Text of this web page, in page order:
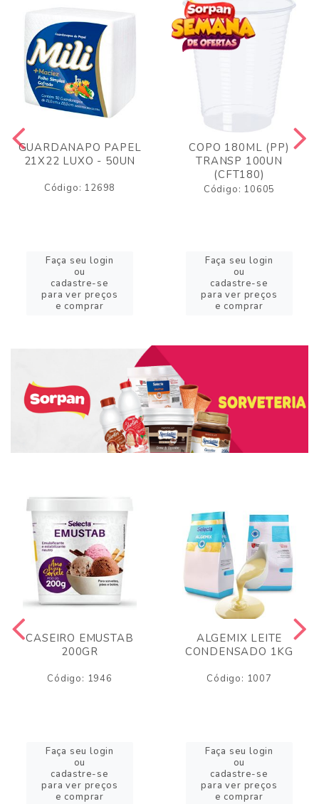
GUARDANAPO PAPEL
21X22 LUXO - 50UN
Código: 12698
Faça seu login
ou
cadastre-se
para ver preços
e comprar
COPO 180ML (PP)
TRANSP 100UN
(CFT180)
Código: 10605
Faça seu login
ou
cadastre-se
para ver preços
e comprar
CASEIRO EMUSTAB
200GR
Código: 1946
Faça seu login
ou
cadastre-se
para ver preços
e comprar
ALGEMIX LEITE
CONDENSADO 1KG
Código: 1007
Faça seu login
ou
cadastre-se
para ver preços
e comprar